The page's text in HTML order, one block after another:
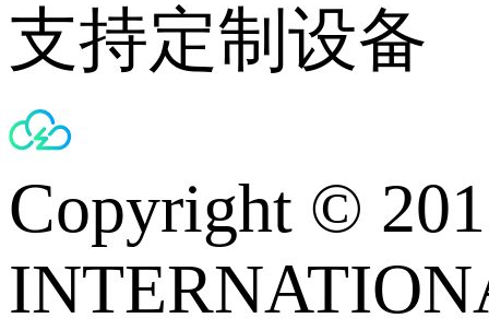
支持定制设备
Copyright ©